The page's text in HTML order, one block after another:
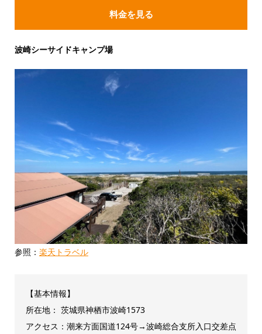
料金を見る
波崎シーサイドキャンプ場
参照： 楽天トラベル
【基本情報】
所在地： 茨城県神栖市波崎1573
アクセス：潮来方面国道124号→波崎総合支所入口交差点